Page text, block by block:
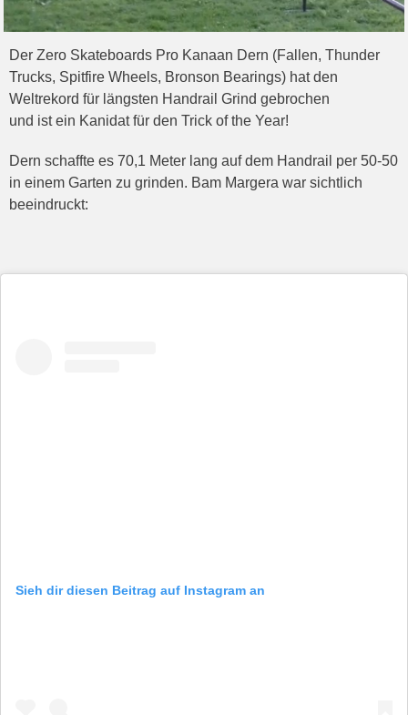
Der Zero Skateboards Pro Kanaan Dern (Fallen, Thunder
Trucks, Spitfire Wheels, Bronson Bearings) hat den
Weltrekord für längsten Handrail Grind gebrochen
und ist ein Kanidat für den Trick of the Year!
Dern schaffte es 70,1 Meter lang auf dem Handrail per 50-50
in einem Garten zu grinden. Bam Margera war sichtlich
beeindruckt:
Sieh dir diesen Beitrag auf Instagram an